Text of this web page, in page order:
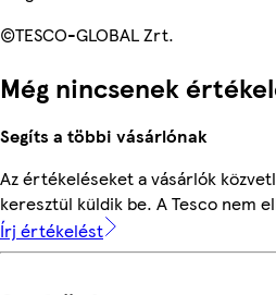
©TESCO-GLOBAL Zrt.
Még nincsenek
Segíts a többi vásárlónak
Az értékeléseket a vásárlók
keresztül küldik be. A Tesco nem
Írj értékelést